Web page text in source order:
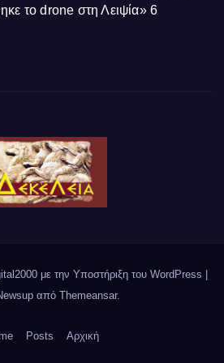
το drone στη Λειψία» 6
με την Υποστήριξη του WordPress
από Themeansar.
Posts Αρχική